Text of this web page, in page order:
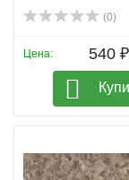
(0)
Цена: 540